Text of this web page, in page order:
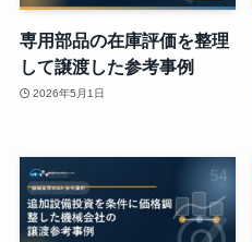
専用部品の在庫評価を整理
して譲渡した参考事例
2026年5月1日